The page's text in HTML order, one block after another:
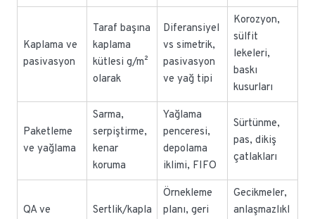
Kaplama ve
pasivasyon
Taraf başına
kaplama
kütlesi g/m²
olarak
Diferansiyel
vs simetrik,
pasivasyon
ve yağ tipi
Korozyon,
sülfit
lekeleri,
baskı
kusurları
Paketleme
ve yağlama
Sarma,
serpiştirme,
kenar
koruma
Yağlama
penceresi,
depolama
iklimi, FIFO
Sürtünme,
pas, dikiş
çatlakları
QA ve
Sertlik/kapla
Örnekleme
planı, geri
Gecikmeler,
anlaşmazlıkl